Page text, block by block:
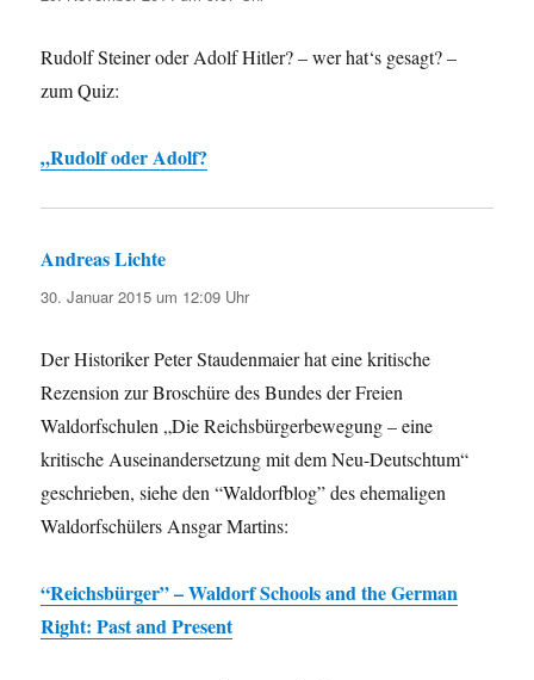
Rudolf Steiner oder Adolf Hitler? – wer hat‘s gesagt? –
zum Quiz:
„Rudolf oder Adolf?
Andreas Lichte
30. Januar 2015 um 12:09 Uhr
Der Historiker Peter Staudenmaier hat eine kritische
Rezension zur Broschüre des Bundes der Freien
Waldorfschulen „Die Reichsbürgerbewegung – eine
kritische Auseinandersetzung mit dem Neu-Deutschtum“
geschrieben, siehe den “Waldorfblog” des ehemaligen
Waldorfschülers Ansgar Martins:
“Reichsbürger” – Waldorf Schools and the German
Right: Past and Present